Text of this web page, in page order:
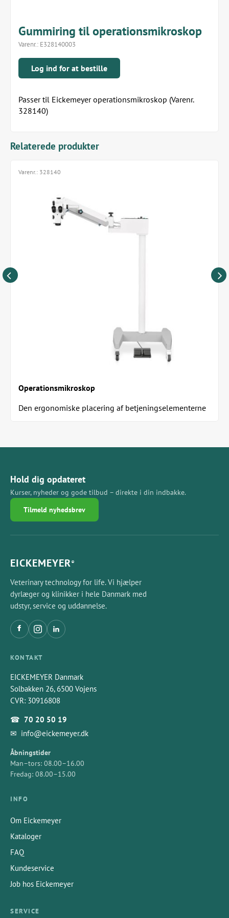
Gummiring til operationsmikroskop
Varenr.: E328140003
Log ind for at bestille
Passer til Eickemeyer operationsmikroskop (Varenr.
328140)
Relaterede produkter
Operationsmikroskop
Den ergonomiske placering af betjeningselementerne
Varenr.: 328140
Hold dig opdateret
Kurser, nyheder og gode tilbud – direkte i din indbakke.
Tilmeld nyhedsbrev
EICKEMEYER®
Veterinary technology for life. Vi hjælper
dyrlæger og klinikker i hele Danmark med
udstyr, service og uddannelse.
KONTAKT
EICKEMEYER Danmark
Solbakken 26, 6500 Vojens
CVR: 30916808
☎ 70 20 50 19
✉ info@eickemeyer.dk
Åbningstider
Man–tors: 08.00–16.00
Fredag: 08.00–15.00
INFO
Om Eickemeyer
Kataloger
FAQ
Kundeservice
Job hos Eickemeyer
SERVICE